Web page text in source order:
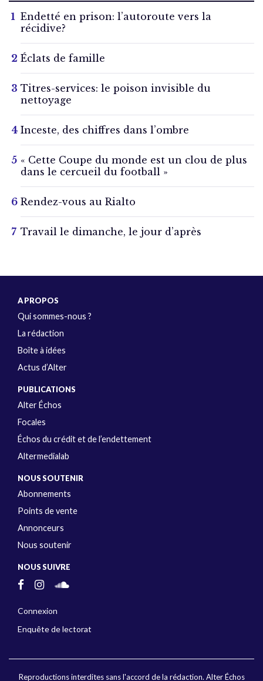
Endetté en prison: l’autoroute vers la
récidive?
Éclats de famille
Titres-services: le poison invisible du
nettoyage
Inceste, des chiffres dans l’ombre
« Cette Coupe du monde est un clou de plus
dans le cercueil du football »
Rendez-vous au Rialto
Travail le dimanche, le jour d’après
A PROPOS
Qui sommes-nous ?
La rédaction
Boîte à idées
Actus d’Alter
PUBLICATIONS
Alter Échos
Focales
Échos du crédit et de l’endettement
Altermedialab
NOUS SOUTENIR
Abonnements
Points de vente
Annonceurs
Nous soutenir
NOUS SUIVRE
Connexion
Enquête de lectorat
Reproductions interdites sans l'accord de la rédaction. Alter Échos